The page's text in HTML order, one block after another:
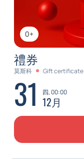
0+
禮券
莫斯科 Gift certificate
31 四, 00:00
12月